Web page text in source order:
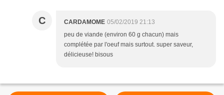
C CARDAMOME 05/02/2019 21:13
peu de viande (environ 60 g chacun) mais
complétée par l'oeuf mais surtout. super saveur,
délicieuse! bisous